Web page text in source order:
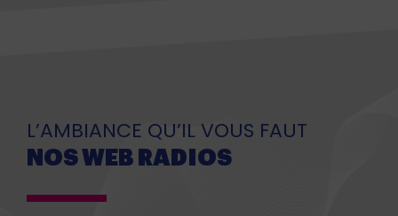
L’AMBIANCE QU’IL VOUS FAUT
NOS WEB RADIOS